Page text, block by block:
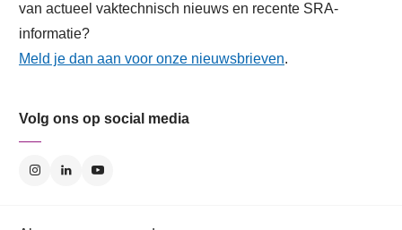
van actueel vaktechnisch nieuws en recente SRA-
informatie?
Meld je dan aan voor onze nieuwsbrieven.
Volg ons op social media